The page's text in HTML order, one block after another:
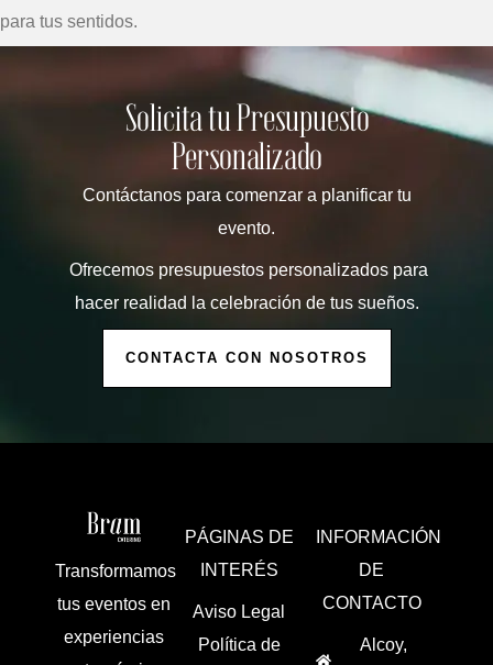
para tus sentidos.
Solicita tu Presupuesto
Personalizado
Contáctanos para comenzar a planificar tu
evento.
Ofrecemos presupuestos personalizados para
hacer realidad la celebración de tus sueños.
CONTACTA CON NOSOTROS
PÁGINAS DE
INTERÉS
Aviso Legal
Política de
Transformamos
tus eventos en
experiencias
INFORMACIÓN
DE
CONTACTO
Alcoy,